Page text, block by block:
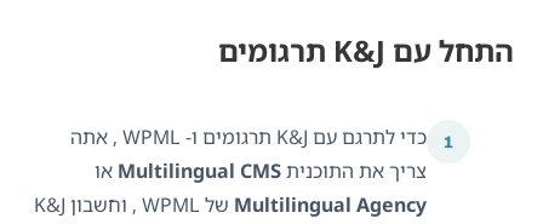
התחל עם K&J תרגומים
כדי לתרגם עם K&J תרגומים ו- WPML , אתה
צריך את התוכניתMultilingual CMS או
Multilingual Agency
של WPML , וחשבון K&J